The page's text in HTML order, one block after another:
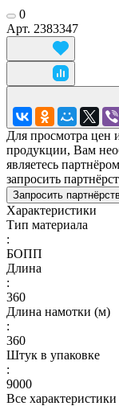
0
Арт. 2383347
Для просмотра цен
продукции, Вам
являетесь
запросить
Запросить
Характеристики
Тип материала
:
БОПП
Длина
:
360
Длина намотки (м)
:
360
Штук в упаковке
:
9000
Все характеристики